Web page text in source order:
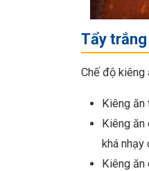
Tẩy
Chế độ kiêng
Kiêng ăn
Kiêng ăn
khá nhạy
Kiêng ăn